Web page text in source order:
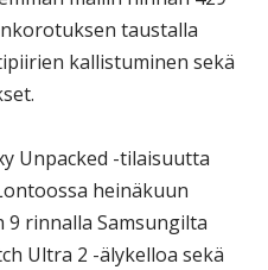
taustalla
kallistuminen sekä
Unpacked -tilaisuutta
heinäkuun
9 rinnalla Samsungilta
Ultra 2 -älykelloa sekä